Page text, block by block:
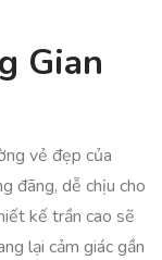
Gian
vẻ đẹp của
đãng, dễ chịu cho
kế trần cao sẽ
lại cảm giác gần